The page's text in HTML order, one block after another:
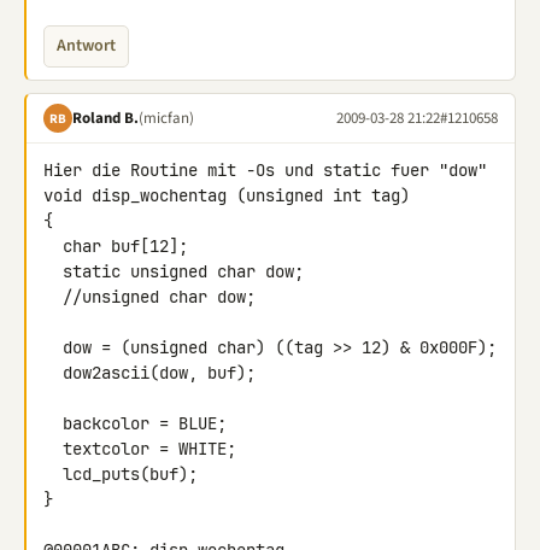
Antwort
RB Roland B.(micfan) 2009-03-28 21:22#1210658
Hier die Routine mit -Os und static fuer "dow"
void disp_wochentag (unsigned int tag)
{
}